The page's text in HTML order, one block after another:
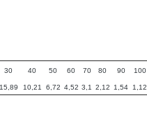
30 40 50 60 70 80 90 100
15,89 10,21 6,72 4,52 3,1 2,12 1,54 1,12